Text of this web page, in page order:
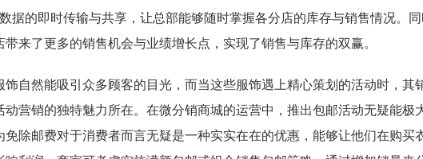
据的即时传输与共享，让总部能够随时掌握各分店的库存与销售情况。
带来了更多的销售机会与业绩增长点，实现了销售与库存的双赢。
饰自然能吸引众多顾客的目光，而当这些服饰遇上精心策划的活动时，其
动营销的独特魅力所在。在微分销商城的运营中，推出包邮活动无疑能极
免除邮费对于消费者而言无疑是一种实实在在的优惠，能够让他们在购买